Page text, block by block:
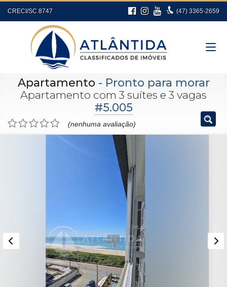
CRECI/SC 8747 (47) 3365-2659
Apartamento - Pronto para morar
Apartamento com 3 suítes e 3 vagas
#5.005
(nenhuma avaliação)